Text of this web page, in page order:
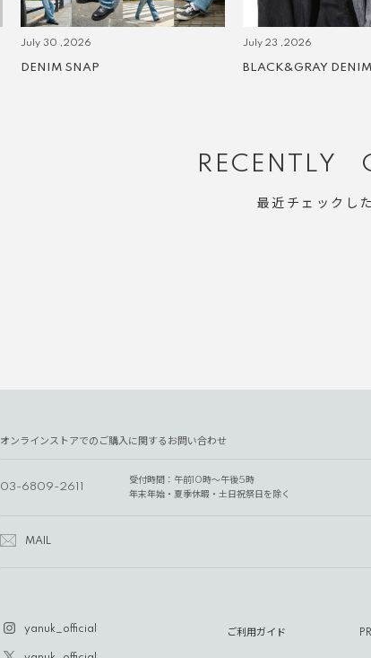
July 30 ,2026
DENIM SNAP
July 23 ,2026
BLACK&GRAY DENIM
RECENTLY
最近チェックし
オンラインストアでのご購入に関するお問い合わせ
03-6809-2611
受付時間：午前10時～午後5時
年末年始・夏季休暇・土日祝祭日を除く
MAIL
yanuk_official ご利用ガイド